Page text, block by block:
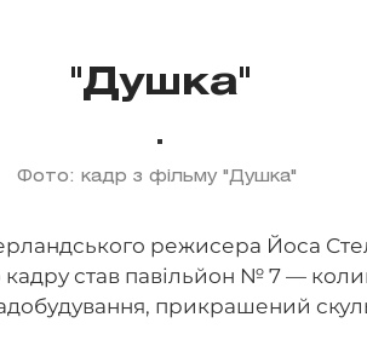
"Душка"
Фото: кадр з фільму "Душка"
режисера Йоса
став павільйон № 7 —
прикрашений